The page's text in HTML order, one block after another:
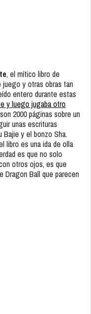
, el mítico libro de
y otras obras tan
entero durante estas
y luego jugaba otro
2000 páginas sobre un
unas escrituras
Bajie y el bonzo Sha.
libro es una ida de olla
es que no solo
otros ojos, es que
Dragon Ball que parecen